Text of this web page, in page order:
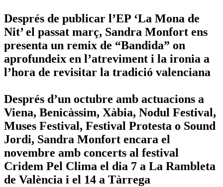
Després de publicar l’EP ‘La Mona de
Nit’ el passat març, Sandra Monfort ens
presenta un remix de “Bandida” on
aprofundeix en l’atreviment i la ironia a
l’hora de revisitar la tradició valenciana
Després d’un octubre amb actuacions a
Viena, Benicàssim, Xàbia, Nodul Festival,
Muses Festival, Festival Protesta o Sound
Jordi, Sandra Monfort encara el
novembre amb concerts al festival
Cridem Pel Clima el dia 7 a La Rambleta
de València i el 14 a Tàrrega